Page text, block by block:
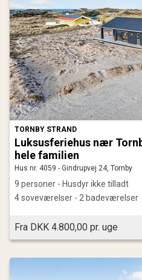
TORNBY STRAND
Luksusferiehus nær
hele familien
Hus nr. 4059 - Gindrupvej 24, Tornby
9 personer - Husdyr ikke tilladt
4 soveværelser - 2 badeværelser
Fra DKK 4.800,00 pr. uge